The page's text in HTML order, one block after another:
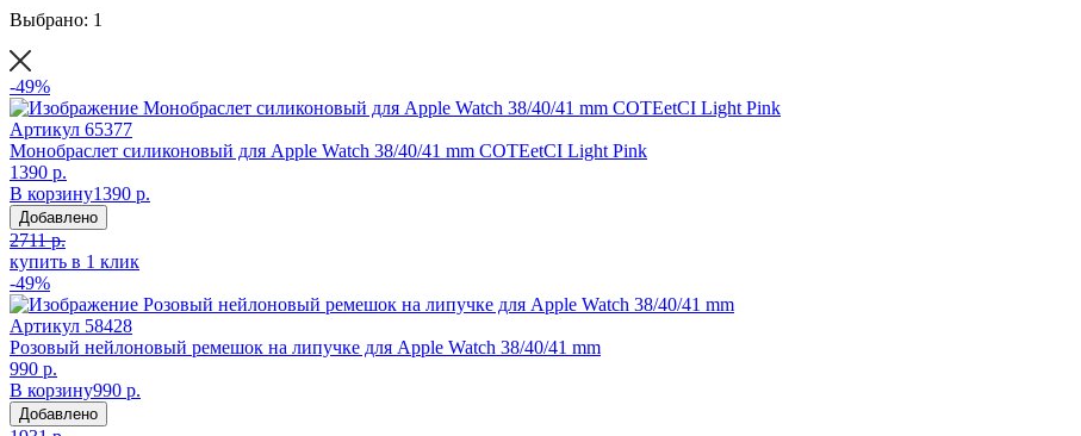
Выбрано: 1
-49%
Артикул 65377
Монобраслет силиконовый для Apple Watch 38/40/41 mm COTEetCI Light Pink
1390 р.
В корзину1390 р.
Добавлено
2711 р.
купить в 1 клик
-49%
Артикул 58428
Розовый нейлоновый ремешок на липучке для Apple Watch 38/40/41 mm
990 р.
В корзину990 р.
Добавлено